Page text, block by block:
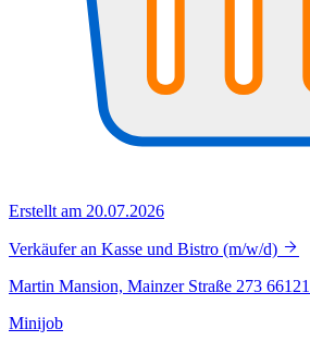
Erstellt am 20.07.2026
Verkäufer an Kasse und Bistro (m/w/d)
Martin Mansion, Mainzer Straße 273
Minijob